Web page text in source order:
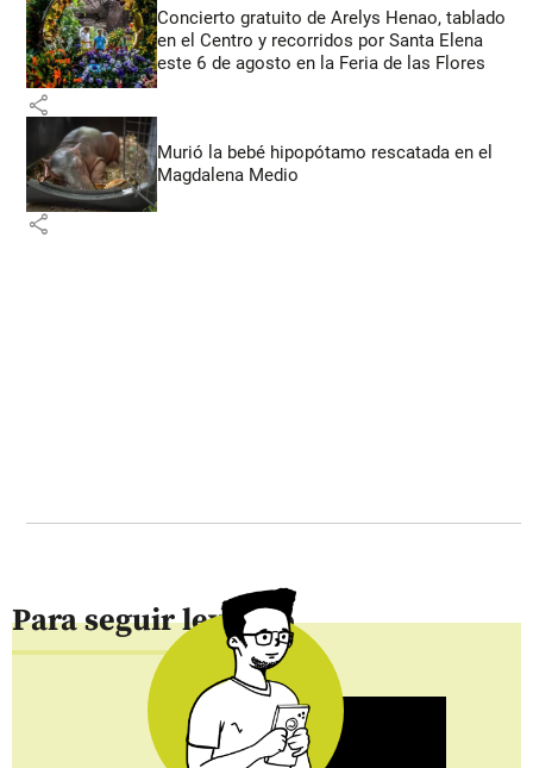
Concierto gratuito de Arelys Henao, tablado
en el Centro y recorridos por Santa Elena
este 6 de agosto en la Feria de las Flores
share
Murió la bebé hipopótamo rescatada en el
Magdalena Medio
share
Para seguir leyendo